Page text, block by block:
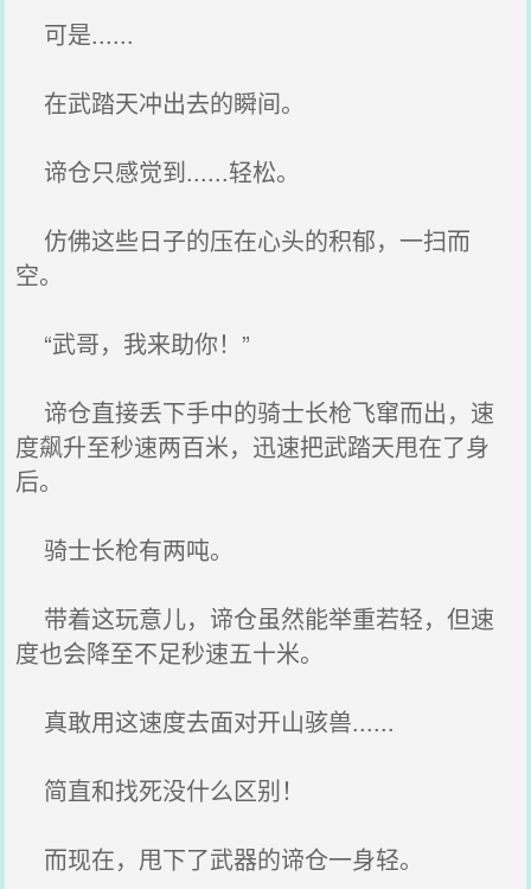
可是......
在武踏天冲出去的瞬间。
谛仓只感觉到......轻松。
仿佛这些日子的压在心头的积郁，一扫而
空。
“武哥，我来助你！”
谛仓直接丢下手中的骑士长枪飞窜而出，速
度飙升至秒速两百米，迅速把武踏天甩在了身
后。
骑士长枪有两吨。
带着这玩意儿，谛仓虽然能举重若轻，但速
度也会降至不足秒速五十米。
真敢用这速度去面对开山骇兽......
简直和找死没什么区别！
而现在，甩下了武器的谛仓一身轻。